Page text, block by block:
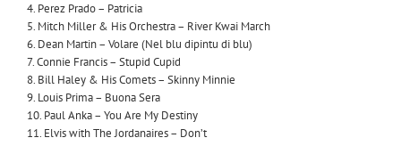
4. Perez Prado – Patricia
5. Mitch Miller & His Orchestra – River Kwai March
6. Dean Martin – Volare (Nel blu dipintu di blu)
7. Connie Francis – Stupid Cupid
8. Bill Haley & His Comets – Skinny Minnie
9. Louis Prima – Buona Sera
10. Paul Anka – You Are My Destiny
11. Elvis with The Jordanaires – Don’t